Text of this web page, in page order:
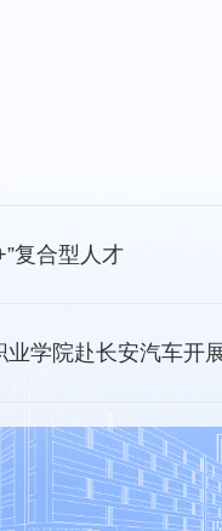
复合型人才
学院赴长安汽车开